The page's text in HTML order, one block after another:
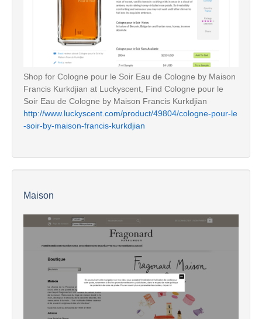
Shop for Cologne pour le Soir Eau de Cologne by Maison
Francis Kurkdjian at Luckyscent, Find Cologne pour le
Soir Eau de Cologne by Maison Francis Kurkdjian
http://www.luckyscent.com/product/49804/cologne-pour-le
-soir-by-maison-francis-kurkdjian
Maison